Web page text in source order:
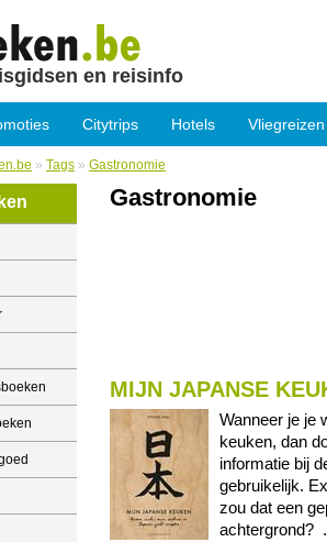
en reisinfo
Citytrips Hotels Vliegreizen
» Tags » Gastronomie
Gastronomie
MIJN JAPANSE
Wanneer je je
keuken, dan
informatie bij
gebruikelijk.
zou dat een
achtergrond?